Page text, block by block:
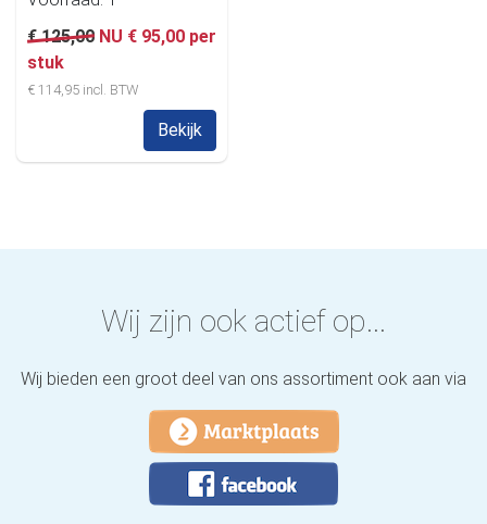
€ 125,00 NU € 95,00 per
stuk
€ 114,95 incl. BTW
Bekijk
Wij zijn ook actief op...
Wij bieden een groot deel van ons assortiment ook aan via